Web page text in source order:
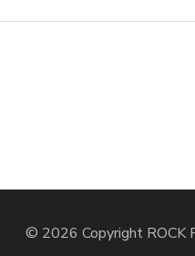
© 2026 Copyright ROCK